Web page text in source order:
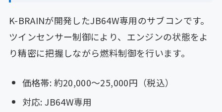
K-BRAINが開発したJB64W専用のサブコンです。
ツインセンサー制御により、エンジンの状態をよ
り精密に把握しながら燃料制御を行います。
価格帯: 約20,000〜25,000円（税込）
対応: JB64W専用